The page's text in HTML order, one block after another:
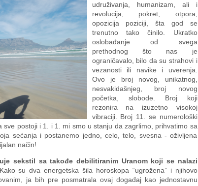
udruživanja, humanizam, ali i
revolucija, pokret, otpora,
opozicija poziciji, šta god se
trenutno tako činilo. Ukratko
oslobađanje od svega
prethodnog što nas je
ograničavalo, bilo da su strahovi i
vezanosti ili navike i uverenja.
Ovo je broj novog, unikatnog,
nesvakidašnjeg, broj novog
početka, slobode. Broj koji
rezonira na izuzetno visokoj
vibraciji. Broj 11. se numerološki
postoji i 1. i 1. mi smo u stanju da zagrlimo, prihvatimo sa
sećanja i postanemo jedno, celo, telo, svesna - oživljena
način!
sekstil sa takođe debilitiranim Uranom koji se nalazi
Kako su dva energetska šila horoskopa “ugrožena” i njihovo
ja bih pre posmatrala ovaj događaj kao jednostavnu